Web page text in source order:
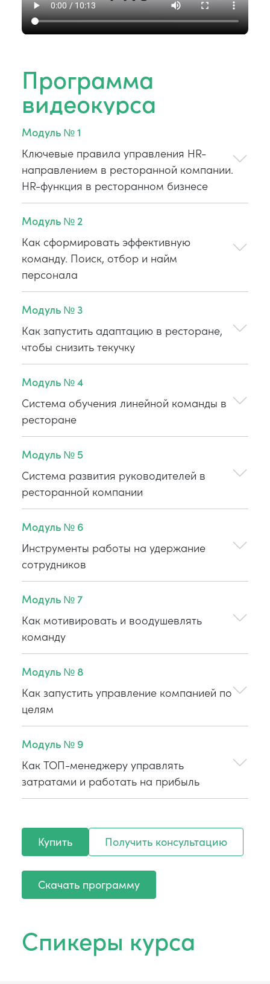
Программа
видеокурса
Модуль № 1
Ключевые правила управления HR-
направлением в ресторанной компании.
HR-функция в ресторанном бизнесе
Модуль № 2
Как сформировать эффективную
команду. Поиск, отбор и найм
персонала
Модуль № 3
Как запустить адаптацию в ресторане,
чтобы снизить текучку
Модуль № 4
Система обучения линейной команды в
ресторане
Модуль № 5
Система развития руководителей в
ресторанной компании
Модуль № 6
Инструменты работы на удержание
сотрудников
Модуль № 7
Как мотивировать и воодушевлять
команду
Модуль № 8
Как запустить управление компанией по
целям
Модуль № 9
Как ТОП-менеджеру управлять
затратами и работать на прибыль
Купить Получить консультацию
Скачать программу
Спикеры курса